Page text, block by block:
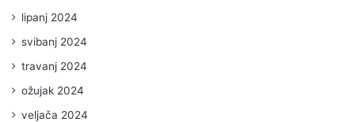
lipanj 2024
svibanj 2024
travanj 2024
ožujak 2024
veljača 2024